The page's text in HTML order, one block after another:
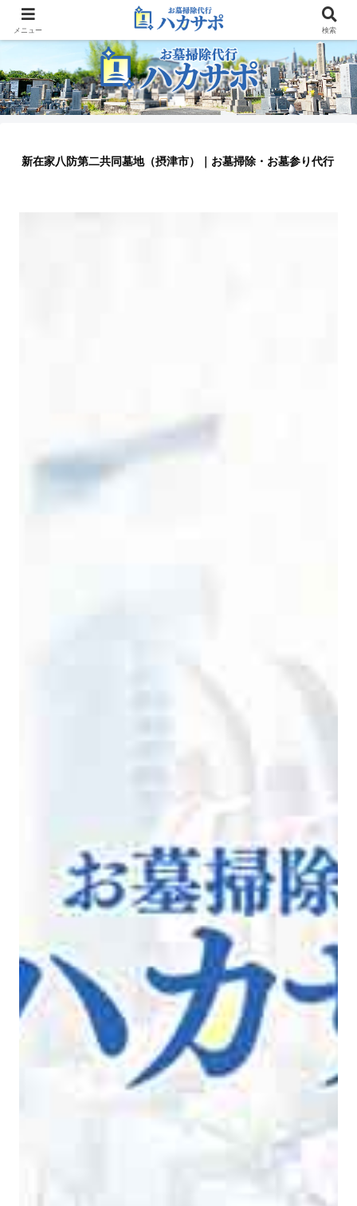
大阪のお墓参り代行業者
新在家八防第二共同墓地（摂津市）｜お墓掃除・お墓参り代行
メニュー 検索